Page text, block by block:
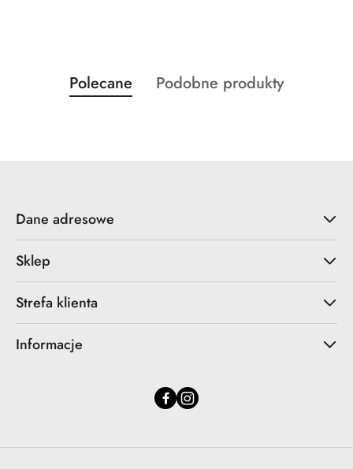
Pomiń karuzelę produktów
Produkty
o
Polecane
Produkty
Podobne produkty
Dane adresowe
Sklep
Strefa klienta
Informacje